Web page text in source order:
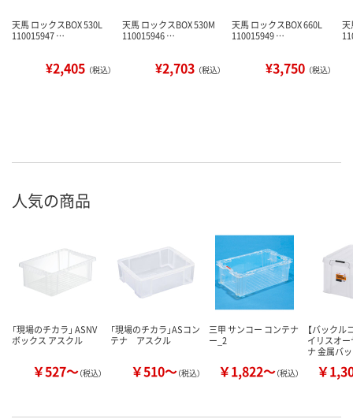
天馬 ロックスBOX 530L
110015947 …
¥2,405 （税込）
天馬 ロックスBOX 530M
110015946 …
¥2,703 （税込）
天馬 ロックスBOX 660L
110015949 …
¥3,750 （税込）
天
人気の商品
「現場のチカラ」 ASNV
ボックス アスクル
￥527～（税込）
「現場のチカラ」ASコン
テナ アスクル
￥510～（税込）
三甲 サンコー コンテナ
ー_2
￥1,822～（税込）
【バックル
イリスオ
ナ 金属バ
￥